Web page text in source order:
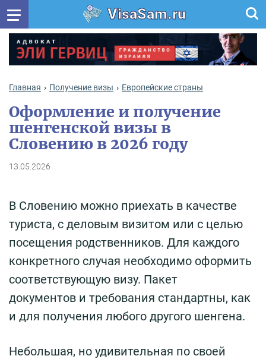
VisaSam.ru
Главная Получение визы Европейские страны
Оформление и получение
шенгенской визы в
Словению в 2026 году
13.05.2026
В Словению можно приехать в качестве
туриста, с деловым визитом или с целью
посещения родственников. Для каждого
конкретного случая необходимо оформить
соответствующую визу. Пакет
документов и требования стандартны, как
и для получения любого другого шенгена.
Небольшая, но удивительная по своей